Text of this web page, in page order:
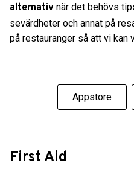
alternativ när det behövs
sevärdheter och annat på
på restauranger så att vi kan
Appstore
First Aid